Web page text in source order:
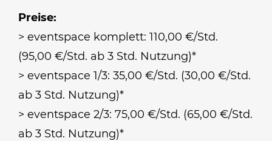
Preise:
> eventspace komplett: 110,00 €/Std.
(95,00 €/Std. ab 3 Std. Nutzung)*
> eventspace 1/3: 35,00 €/Std. (30,00 €/Std.
ab 3 Std. Nutzung)*
> eventspace 2/3: 75,00 €/Std. (65,00 €/Std.
ab 3 Std. Nutzung)*